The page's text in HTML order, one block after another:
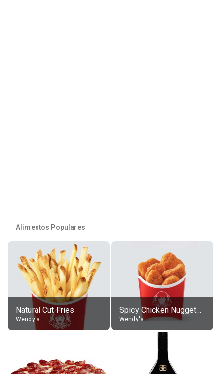
Alimentos Populares
Natural Cut Fries
Wendy's
Spicy Chicken Nuggets, without sauce
Wendy's